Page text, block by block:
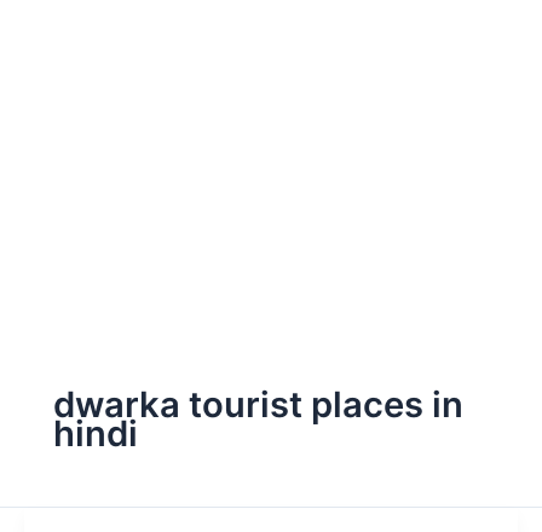
dwarka tourist places in
hindi